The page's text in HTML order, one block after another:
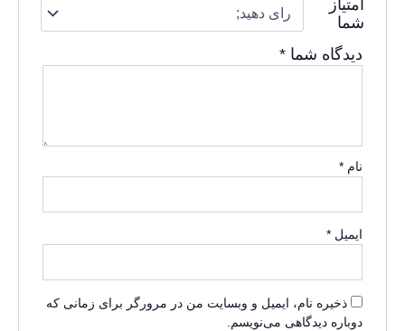
امتیاز
شما
دیدگاه شما*
نام*
ایمیل*
ذخیره نام، ایمیل و وبسایت من در مرورگر برای زمانی که
دوباره دیدگاهی می‌نویسم.